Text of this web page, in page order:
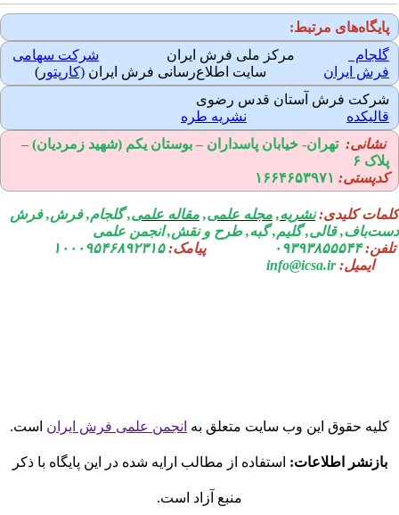
مرتبط:
مرکز ملی فرش ایران
شرکت سهامی
ایران سایت اطلاع‌رسانی فرش ایران(کارپتور)
فرش آستان قدس رضوی
نشریه طره
نشانی: تهران-خیابان پاسداران – بوستان یکم (شهید زمردیان) –
۶
۱۶۶۴۶۵۳۹۷۱
کلیدی: نشریه,مجله علمی,مقاله علمی, گلجام, فرش, فرش
قالی, گلیم, گبه, طرح و نقش, انجمن علمی
۰۹۳۹۳۸۵۵۵۴۴ پیامک:
۱۰۰۰۹۵۴۶۸۹۲۳۱۵
ایمیل:info@icsa.ir
حقوق این وب سایت متعلق به انجمن علمی فرش ایران است.
بازنشر اطلاعات:استفاده از مطالب ارایه شده در این پایگاه با ذکر
منبع آزاد است.